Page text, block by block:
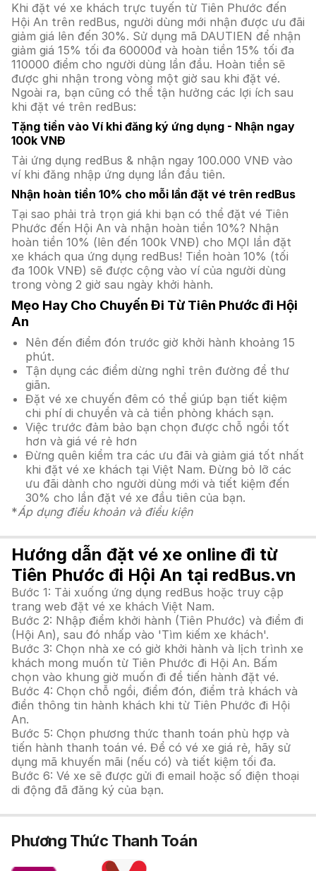
Khi đặt vé xe khách trực tuyến từ Tiên Phước đến
Hội An trên redBus, người dùng mới nhận được ưu đãi
giảm giá lên đến 30%. Sử dụng mã DAUTIEN để nhận
giảm giá 15% tối đa 60000đ và hoàn tiền 15% tối đa
110000 điểm cho người dùng lần đầu. Hoàn tiền sẽ
được ghi nhận trong vòng một giờ sau khi đặt vé.
Ngoài ra, bạn cũng có thể tận hưởng các lợi ích sau
khi đặt vé trên redBus:
Tặng tiền vào Ví khi đăng ký ứng dụng - Nhận ngay
100k VNĐ
Tải ứng dụng redBus & nhận ngay 100.000 VNĐ vào
ví khi đăng nhập ứng dụng lần đầu tiên.
Nhận hoàn tiền 10% cho mỗi lần đặt vé trên redBus
Tại sao phải trả trọn giá khi bạn có thể đặt vé Tiên
Phước đến Hội An và nhận hoàn tiền 10%? Nhận
hoàn tiền 10% (lên đến 100k VNĐ) cho MỌI lần đặt
xe khách qua ứng dụng redBus! Tiền hoàn 10% (tối
đa 100k VNĐ) sẽ được cộng vào ví của người dùng
trong vòng 2 giờ sau ngày khởi hành.
Mẹo Hay Cho Chuyến Đi Từ Tiên Phước đi Hội
An
Nên đến điểm đón trước giờ khởi hành khoảng 15
phút.
Tận dụng các điểm dừng nghỉ trên đường để thư
giãn.
Đặt vé xe chuyến đêm có thể giúp bạn tiết kiệm
chi phí di chuyển và cả tiền phòng khách sạn.
Việc trước đảm bảo bạn chọn được chỗ ngồi tốt
hơn và giá vé rẻ hơn
Đừng quên kiểm tra các ưu đãi và giảm giá tốt nhất
khi đặt vé xe khách tại Việt Nam. Đừng bỏ lỡ các
ưu đãi dành cho người dùng mới và tiết kiệm đến
30% cho lần đặt vé xe đầu tiên của bạn.
*Áp dụng điều khoản và điều kiện
Hướng dẫn đặt vé xe online đi từ
Tiên Phước đi Hội An tại redBus.vn
Bước 1: Tải xuống ứng dụng redBus hoặc truy cập
trang web đặt vé xe khách Việt Nam.
Bước 2: Nhập điểm khởi hành (Tiên Phước) và điểm đi
(Hội An), sau đó nhấp vào 'Tìm kiếm xe khách'.
Bước 3: Chọn nhà xe có giờ khởi hành và lịch trình xe
khách mong muốn từ Tiên Phước đi Hội An. Bấm
chọn vào khung giờ muốn đi để tiến hành đặt vé.
Bước 4: Chọn chỗ ngồi, điểm đón, điểm trả khách và
điền thông tin hành khách khi từ Tiên Phước đi Hội
An.
Bước 5: Chọn phương thức thanh toán phù hợp và
tiến hành thanh toán vé. Để có vé xe giá rẻ, hãy sử
dụng mã khuyến mãi (nếu có) và tiết kiệm tối đa.
Bước 6: Vé xe sẽ được gửi đi email hoặc số điện thoại
di động đã đăng ký của bạn.
Phương Thức Thanh Toán